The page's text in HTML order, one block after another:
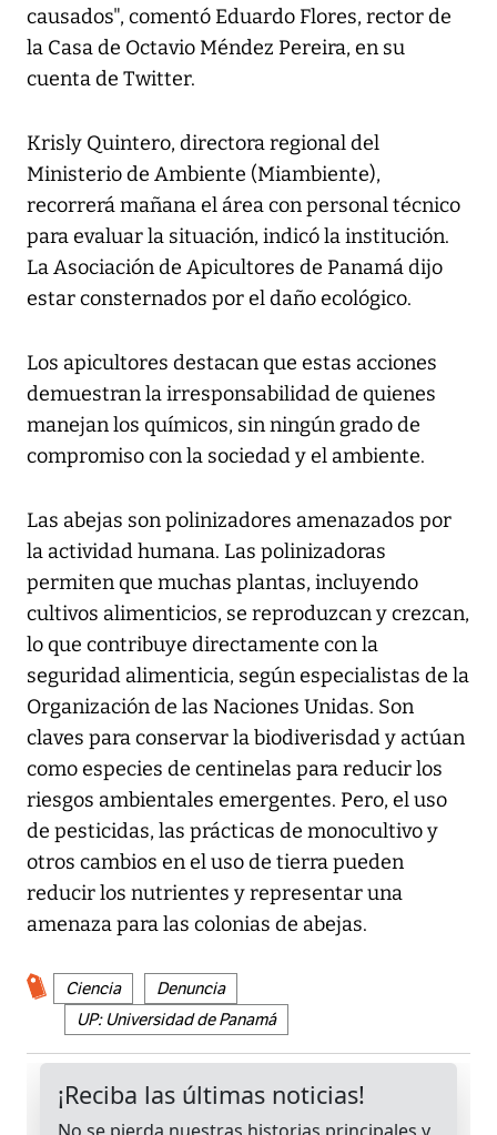
causados", comentó Eduardo Flores, rector de
la Casa de Octavio Méndez Pereira, en su
cuenta de Twitter.
Krisly Quintero, directora regional del
Ministerio de Ambiente (Miambiente),
recorrerá mañana el área con personal técnico
para evaluar la situación, indicó la institución.
La Asociación de Apicultores de Panamá dijo
estar consternados por el daño ecológico.
Los apicultores destacan que estas acciones
demuestran la irresponsabilidad de quienes
manejan los químicos, sin ningún grado de
compromiso con la sociedad y el ambiente.
Las abejas son polinizadores amenazados por
la actividad humana. Las polinizadoras
permiten que muchas plantas, incluyendo
cultivos alimenticios, se reproduzcan y crezcan,
lo que contribuye directamente con la
seguridad alimenticia, según especialistas de la
Organización de las Naciones Unidas. Son
claves para conservar la biodiverisdad y actúan
como especies de centinelas para reducir los
riesgos ambientales emergentes. Pero, el uso
de pesticidas, las prácticas de monocultivo y
otros cambios en el uso de tierra pueden
reducir los nutrientes y representar una
amenaza para las colonias de abejas.
Ciencia
Denuncia
UP: Universidad de Panamá